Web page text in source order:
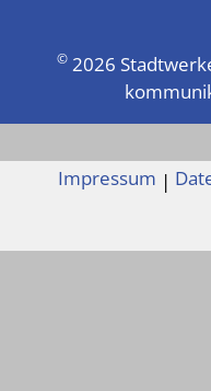
© 2026
Impressum |